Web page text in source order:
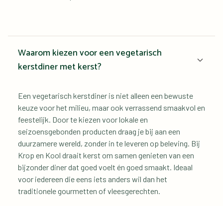
Waarom kiezen voor een vegetarisch
kerstdiner met kerst?
Een vegetarisch kerstdiner is niet alleen een bewuste
keuze voor het milieu, maar ook verrassend smaakvol en
feestelijk. Door te kiezen voor lokale en
seizoensgebonden producten draag je bij aan een
duurzamere wereld, zonder in te leveren op beleving. Bij
Krop en Kool draait kerst om samen genieten van een
bijzonder diner dat goed voelt én goed smaakt. Ideaal
voor iedereen die eens iets anders wil dan het
traditionele gourmetten of vleesgerechten.